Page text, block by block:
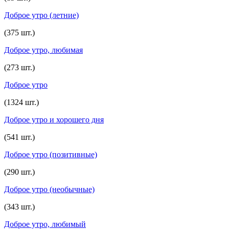
Доброе утро (летние)
(375 шт.)
Доброе утро, любимая
(273 шт.)
Доброе утро
(1324 шт.)
Доброе утро и хорошего дня
(541 шт.)
Доброе утро (позитивные)
(290 шт.)
Доброе утро (необычные)
(343 шт.)
Доброе утро, любимый